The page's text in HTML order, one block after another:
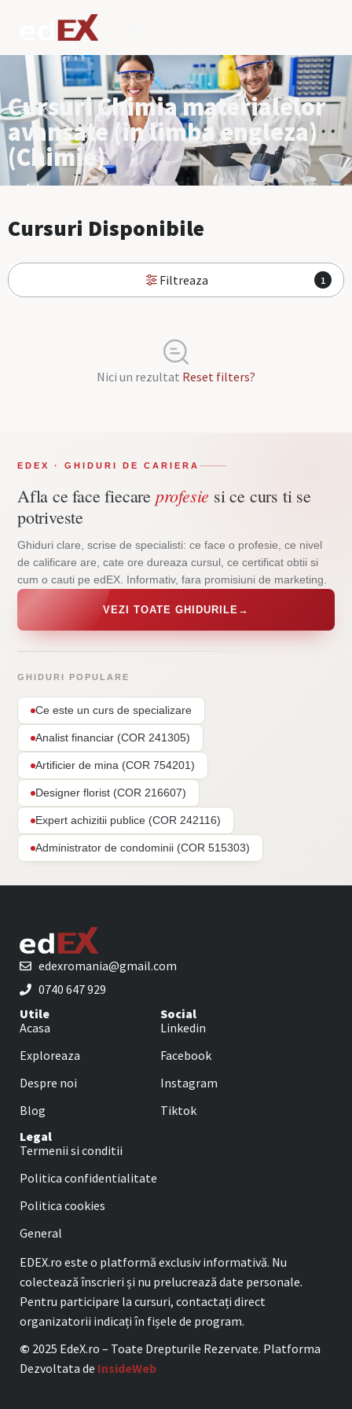
Cursuri Chimia materialelor
avansate (in limba engleza)
(Chimie)
Cursuri Disponibile
Filtreaza 1
Nici un rezultat Reset filters?
EDEX · GHIDURI DE CARIERA
Afla ce face fiecare profesie si ce curs ti se
potriveste
Ghiduri clare, scrise de specialisti: ce face o profesie, ce nivel
de calificare are, cate ore dureaza cursul, ce certificat obtii si
cum o cauti pe edEX. Informativ, fara promisiuni de marketing.
VEZI TOATE GHIDURILE →
GHIDURI POPULARE
Ce este un curs de specializare
Analist financiar (COR 241305)
Artificier de mina (COR 754201)
Designer florist (COR 216607)
Expert achizitii publice (COR 242116)
Administrator de condominii (COR 515303)
edexromania@gmail.com
0740 647 929
Utile
Acasa
Exploreaza
Despre noi
Blog
Social
Linkedin
Facebook
Instagram
Tiktok
Legal
Termenii si conditii
Politica confidentialitate
Politica cookies
General
EDEX.ro este o platformă exclusiv informativă. Nu
colectează înscrieri și nu prelucrează date personale.
Pentru participare la cursuri, contactați direct
organizatorii indicați în fișele de program.
© 2025 EdeX.ro – Toate Drepturile Rezervate. Platforma
Dezvoltata de InsideWeb